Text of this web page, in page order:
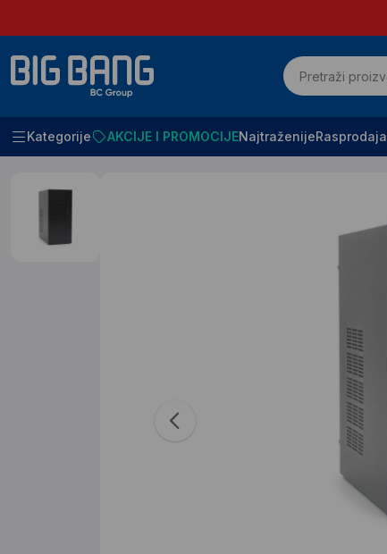
Kategorije AKCIJE I PROMOCIJENajtraženijeRasprodaja
Početna Racunari i komponente Desktop racunari